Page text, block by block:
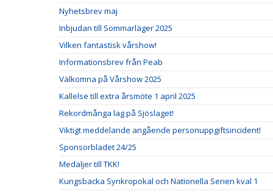
Nyhetsbrev maj
Inbjudan till Sommarläger 2025
Vilken fantastisk vårshow!
Informationsbrev från Peab
Välkomna på Vårshow 2025
Kallelse till extra årsmöte 1 april 2025
Rekordmånga lag på Sjöslaget!
Viktigt meddelande angående personuppgiftsincident!
Sponsorbladet 24/25
Medaljer till TKK!
Kungsbacka Synkropokal och Nationella Serien kval 1